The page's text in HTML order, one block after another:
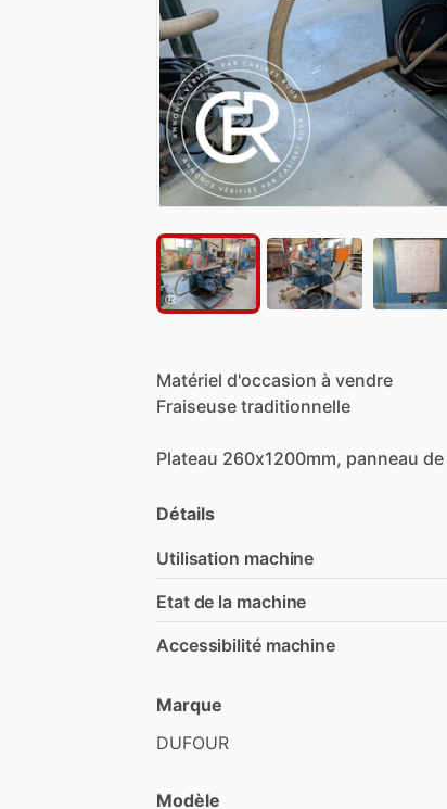
Matériel d'occasion à vendre
Fraiseuse traditionnelle
Plateau 260x1200mm, panneau de
Détails
Utilisation machine
Etat de la machine
Accessibilité machine
Marque
DUFOUR
Modèle